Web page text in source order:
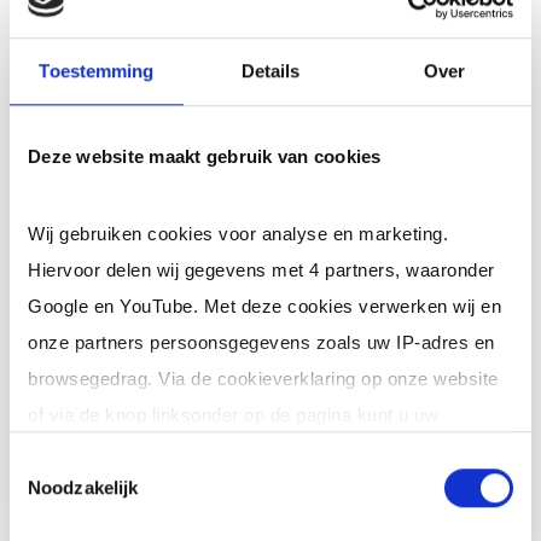
Toestemming Details Over
Deze website maakt gebruik van cookies
Wij gebruiken cookies voor analyse en marketing.
Hiervoor delen wij gegevens met 4 partners, waaronder
Google en YouTube. Met deze cookies verwerken wij en
onze partners persoonsgegevens zoals uw IP-adres en
browsegedrag. Via de cookieverklaring op onze website
of via de knop linksonder op de pagina kunt u uw
Noodzakelijk
Ik ben een interim,
professional (of ik wil in
Je schrijft je in door jouw cv te
reactie op jouw cv (op werkdagen). Er
zijngeen kostenverbonden aan
inschrijving en je zit nergens aan vast.